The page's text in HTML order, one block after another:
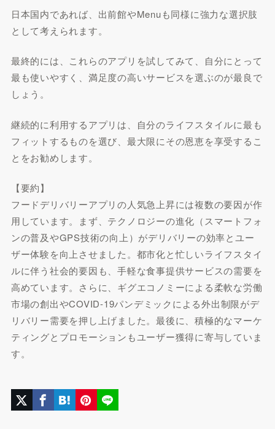
日本国内であれば、出前館やMenuも同様に強力な選択肢
として考えられます。
最終的には、これらのアプリを試してみて、自分にとって
最も使いやすく、満足度の高いサービスを選ぶのが最良で
しょう。
継続的に利用するアプリは、自分のライフスタイルに最も
フィットするものを選び、最大限にその恩恵を享受するこ
とをお勧めします。
【要約】
フードデリバリーアプリの人気急上昇には複数の要因が作
用しています。まず、テクノロジーの進化（スマートフォ
ンの普及やGPS技術の向上）がデリバリーの効率とユー
ザー体験を向上させました。都市化と忙しいライフスタイ
ルに伴う社会的要因も、手軽な食事提供サービスの需要を
高めています。さらに、ギグエコノミーによる柔軟な労働
市場の創出やCOVID-19パンデミックによる外出制限がデ
リバリー需要を押し上げました。最後に、積極的なマーケ
ティングとプロモーションもユーザー獲得に寄与していま
す。